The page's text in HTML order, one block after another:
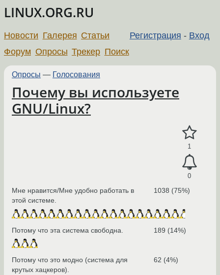
LINUX.ORG.RU
Регистрация - Вход
Новости Галерея Статьи
Форум Опросы Трекер Поиск
Опросы — Голосования
Почему вы используете
GNU/Linux?
1
0
Мне нравится/Мне удобно работать в
этой системе.
1038 (75%)
Потому что эта система свободна. 189 (14%)
Потому что это модно (система для
крутых хацкеров).
62 (4%)